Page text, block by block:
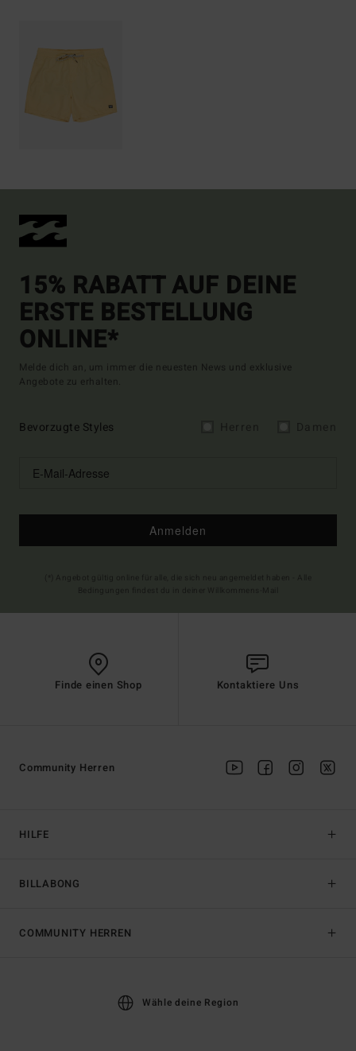
15% RABATT AUF DEINE
ERSTE BESTELLUNG
ONLINE*
Melde dich an, um immer die neuesten News und exklusive
Angebote zu erhalten.
Bevorzugte Styles
Anmelden
Finde einen Shop Kontaktiere Uns
HILFE
BILLABONG
Community Herren
COMMUNITY HERREN
Wähle deine Region